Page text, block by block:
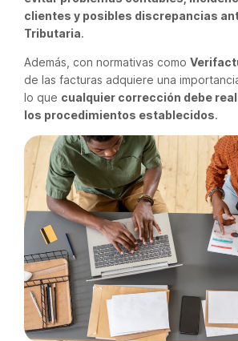
clientes y posibles discrepancias
Tributaria.
Además, con normativas como
de las facturas adquiere una
lo que cualquier corrección debe
los procedimientos establecidos.